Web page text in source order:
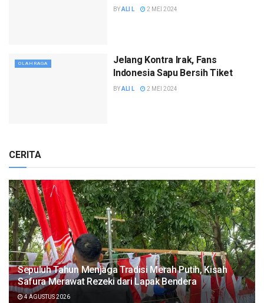
BYALI L 2 MEI 2024
OLAHRAGA
Jelang Kontra Irak, Fans
Indonesia Sapu Bersih Tiket
BYALI L 2 MEI 2024
CERITA
Sepuluh Tahun Menjaga Tradisi Merah Putih, Kisah
Safura Merawat Rezeki dari Lapak Bendera
4 AGUSTUS 2026